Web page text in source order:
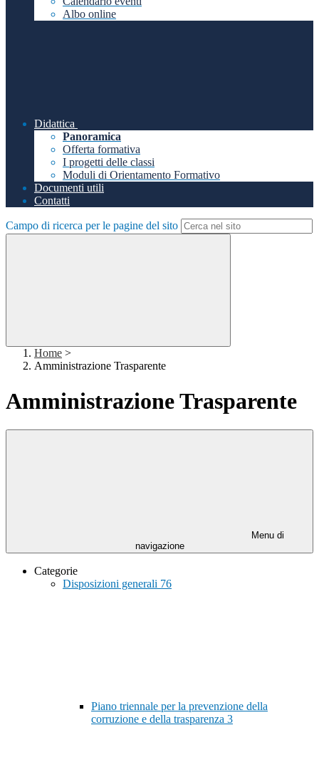
Albo online
Didattica
Panoramica
Offerta formativa
I progetti delle classi
Moduli di Orientamento Formativo
Documenti utili
Contatti
Campo di ricerca per le pagine del sito
Home >
Amministrazione Trasparente
Amministrazione Trasparente
Menu di
navigazione
Categorie
Disposizioni generali 76
Piano triennale per la prevenzione della
corruzione e della trasparenza 3